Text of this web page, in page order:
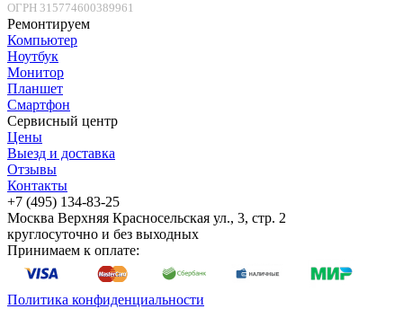
ОГРН 315774600389961
Ремонтируем
Компьютер
Ноутбук
Монитор
Планшет
Смартфон
Сервисный центр
Цены
Выезд и доставка
Отзывы
Контакты
+7 (495) 134-83-25
Москва Верхняя Красносельская ул., 3, стр. 2
круглосуточно и без выходных
Принимаем к оплате:
Политика конфиденциальности